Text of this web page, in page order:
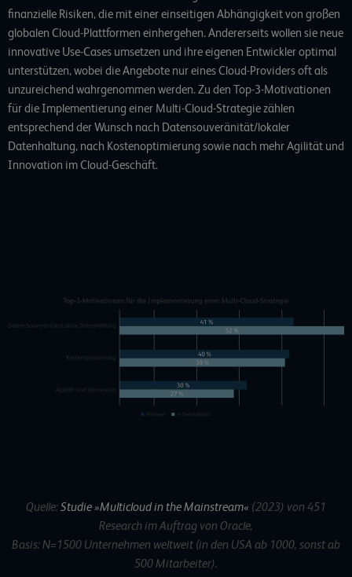
finanzielle Risiken, die mit einer einseitigen Abhängigkeit von großen
globalen Cloud-Plattformen einhergehen. Andererseits wollen sie neue
innovative Use-Cases umsetzen und ihre eigenen Entwickler optimal
unterstützen, wobei die Angebote nur eines Cloud-Providers oft als
unzureichend wahrgenommen werden. Zu den Top-3-Motivationen
für die Implementierung einer Multi-Cloud-Strategie zählen
entsprechend der Wunsch nach Datensouveränität/lokaler
Datenhaltung, nach Kostenoptimierung sowie nach mehr Agilität und
Innovation im Cloud-Geschäft.
Quelle:Studie »Multicloud in the Mainstream« (2023) von 451
Research im Auftrag von Oracle,
Basis: N=1500 Unternehmen weltweit (in den USA ab 1000, sonst ab
500 Mitarbeiter).